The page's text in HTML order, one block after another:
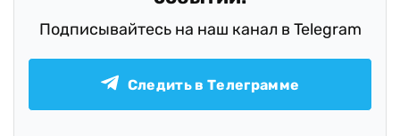
Подписывайтесь на наш канал в Telegram
Следить в Телеграмме